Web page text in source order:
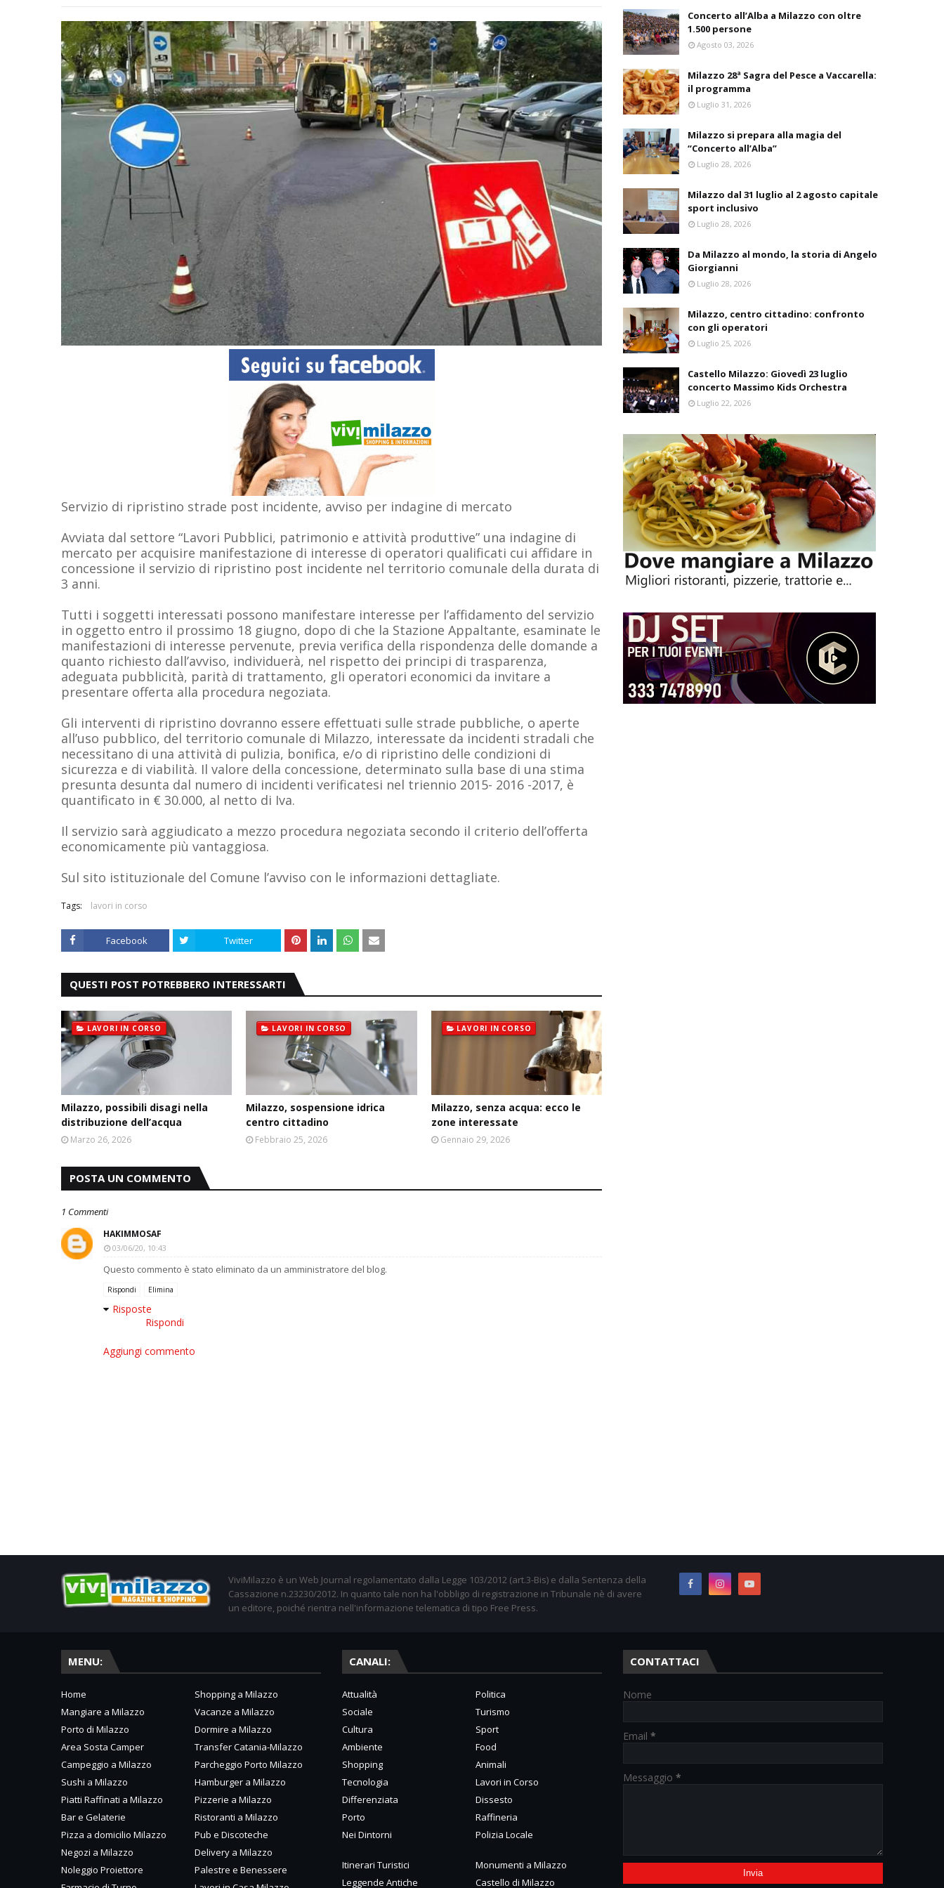
Servizio di ripristino strade post incidente, avviso per indagine di mercato
Avviata dal settore “Lavori Pubblici, patrimonio e attività produttive” una indagine di
mercato per acquisire manifestazione di interesse di operatori qualificati cui affidare in
concessione il servizio di ripristino post incidente nel territorio comunale della durata di
3 anni.
Tutti i soggetti interessati possono manifestare interesse per l’affidamento del servizio
in oggetto entro il prossimo 18 giugno, dopo di che la Stazione Appaltante, esaminate le
manifestazioni di interesse pervenute, previa verifica della rispondenza delle domande a
quanto richiesto dall’avviso, individuerà, nel rispetto dei principi di trasparenza,
adeguata pubblicità, parità di trattamento, gli operatori economici da invitare a
presentare offerta alla procedura negoziata.
Gli interventi di ripristino dovranno essere effettuati sulle strade pubbliche, o aperte
all’uso pubblico, del territorio comunale di Milazzo, interessate da incidenti stradali che
necessitano di una attività di pulizia, bonifica, e/o di ripristino delle condizioni di
sicurezza e di viabilità. Il valore della concessione, determinato sulla base di una stima
presunta desunta dal numero di incidenti verificatesi nel triennio 2015- 2016 -2017, è
quantificato in € 30.000, al netto di Iva.
Il servizio sarà aggiudicato a mezzo procedura negoziata secondo il criterio dell’offerta
economicamente più vantaggiosa.
Sul sito istituzionale del Comune l’avviso con le informazioni dettagliate.
Tags: lavori in corso
Facebook Twitter
QUESTI POST POTREBBERO INTERESSARTI
LAVORI IN CORSO
Milazzo, possibili disagi nella
distribuzione dell’acqua
Marzo 26, 2026
LAVORI IN CORSO
Milazzo, sospensione idrica
centro cittadino
Febbraio 25, 2026
LAVORI IN CORSO
Milazzo, senza acqua: ecco le
zone interessate
Gennaio 29, 2026
POSTA UN COMMENTO
1 Commenti
HAKIMMOSAF
03/06/20, 10:43
Questo commento è stato eliminato da un amministratore del blog.
Rispondi Elimina
Risposte
Rispondi
Aggiungi commento
Concerto all’Alba a Milazzo con oltre
1.500 persone
Agosto 03, 2026
Milazzo 28ª Sagra del Pesce a Vaccarella:
il programma
Luglio 31, 2026
Milazzo si prepara alla magia del
“Concerto all’Alba”
Luglio 28, 2026
Milazzo dal 31 luglio al 2 agosto capitale
sport inclusivo
Luglio 28, 2026
Da Milazzo al mondo, la storia di Angelo
Giorgianni
Luglio 28, 2026
Milazzo, centro cittadino: confronto
con gli operatori
Luglio 25, 2026
Castello Milazzo: Giovedì 23 luglio
concerto Massimo Kids Orchestra
Luglio 22, 2026
ViviMilazzo è un Web Journal regolamentato dalla Legge 103/2012 (art.3-Bis) e dalla Sentenza della
Cassazione n.23230/2012. In quanto tale non ha l'obbligo di registrazione in Tribunale nè di avere
un editore, poiché rientra nell'informazione telematica di tipo Free Press.
MENU:
Home
Shopping a Milazzo
Mangiare a Milazzo
Vacanze a Milazzo
Porto di Milazzo
Dormire a Milazzo
Area Sosta Camper
Transfer Catania-Milazzo
Campeggio a Milazzo
Parcheggio Porto Milazzo
Sushi a Milazzo
Hamburger a Milazzo
Piatti Raffinati a Milazzo
Pizzerie a Milazzo
Bar e Gelaterie
Ristoranti a Milazzo
Pizza a domicilio Milazzo
Pub e Discoteche
Negozi a Milazzo
Delivery a Milazzo
Noleggio Proiettore
Palestre e Benessere
CANALI:
Attualità
Politica
Sociale
Turismo
Cultura
Sport
Ambiente
Food
Shopping
Animali
Tecnologia
Lavori in Corso
Differenziata
Dissesto
Porto
Raffineria
Nei Dintorni
Polizia Locale
Itinerari Turistici
Monumenti a Milazzo
Leggende Antiche
Castello di Milazzo
CONTATTACI
Nome
Email *
Messaggio *